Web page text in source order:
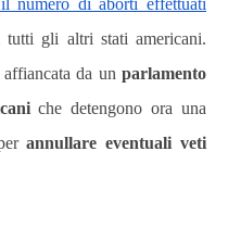
il numero di aborti effettuati
gli altri stati americani.
da un parlamento
che detengono ora una
annullare eventuali veti